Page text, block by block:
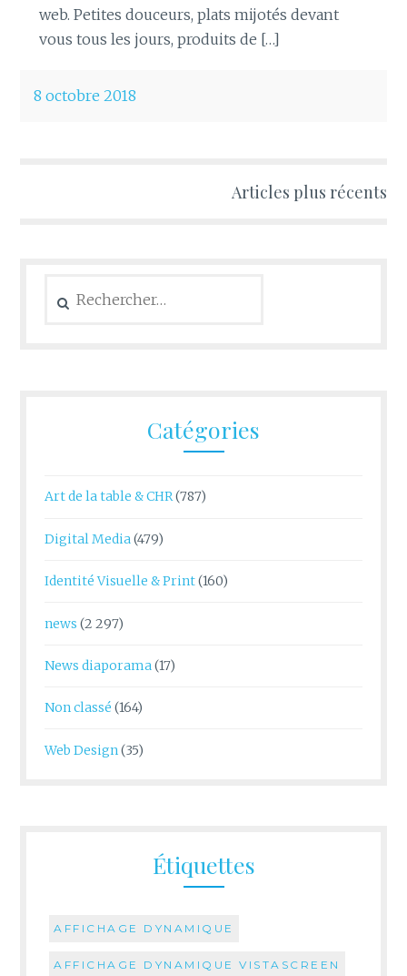
web. Petites douceurs, plats mijotés devant
vous tous les jours, produits de […]
8 octobre 2018
Articles plus récents
Catégories
Art de la table & CHR(787)
Digital Media(479)
Identité Visuelle & Print(160)
news (2 297)
News diaporama(17)
Non classé (164)
Web Design(35)
Étiquettes
AFFICHAGE DYNAMIQUE
AFFICHAGE DYNAMIQUE VISTASCREEN